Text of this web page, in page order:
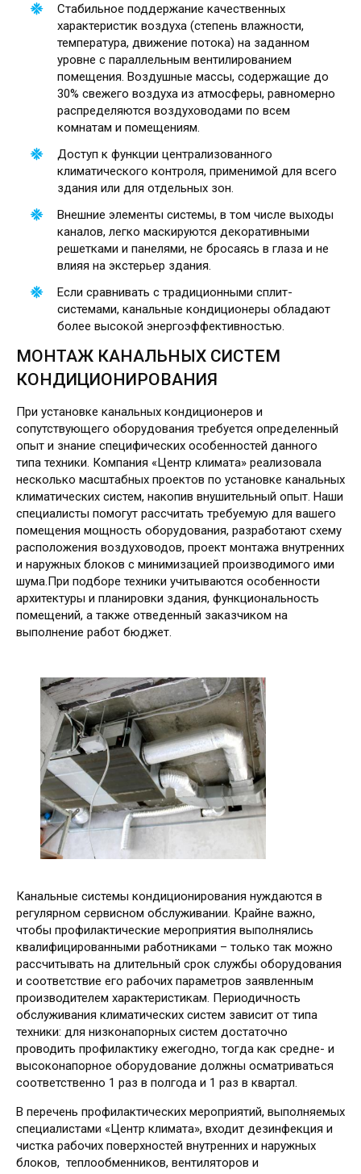
Стабильное поддержание качественных
характеристик воздуха (степень влажности,
температура, движение потока) на заданном
уровне с параллельным вентилированием
помещения. Воздушные массы, содержащие до
30% свежего воздуха из атмосферы, равномерно
распределяются воздуховодами по всем
комнатам и помещениям.
Доступ к функции централизованного
климатического контроля, применимой для всего
здания или для отдельных зон.
Внешние элементы системы, в том числе выходы
каналов, легко маскируются декоративными
решетками и панелями, не бросаясь в глаза и не
влияя на экстерьер здания.
Если сравнивать с традиционными сплит-
системами, канальные кондиционеры обладают
более высокой энергоэффективностью.
МОНТАЖ КАНАЛЬНЫХ СИСТЕМ
КОНДИЦИОНИРОВАНИЯ
При установке канальных кондиционеров и
сопутствующего оборудования требуется определенный
опыт и знание специфических особенностей данного
типа техники. Компания «Центр климата» реализовала
несколько масштабных проектов по установке канальных
климатических систем, накопив внушительный опыт. Наши
специалисты помогут рассчитать требуемую для вашего
помещения мощность оборудования, разработают схему
расположения воздуховодов, проект монтажа внутренних
и наружных блоков с минимизацией производимого ими
шума.При подборе техники учитываются особенности
архитектуры и планировки здания, функциональность
помещений, а также отведенный заказчиком на
выполнение работ бюджет.
Канальные системы кондиционирования нуждаются в
регулярном сервисном обслуживании. Крайне важно,
чтобы профилактические мероприятия выполнялись
квалифицированными работниками – только так можно
рассчитывать на длительный срок службы оборудования
и соответствие его рабочих параметров заявленным
производителем характеристикам. Периодичность
обслуживания климатических систем зависит от типа
техники: для низконапорных систем достаточно
проводить профилактику ежегодно, тогда как средне- и
высоконапорное оборудование должны осматриваться
соответственно 1 раз в полгода и 1 раз в квартал.
В перечень профилактических мероприятий, выполняемых
специалистами «Центр климата», входит дезинфекция и
чистка рабочих поверхностей внутренних и наружных
блоков, теплообменников, вентиляторов и